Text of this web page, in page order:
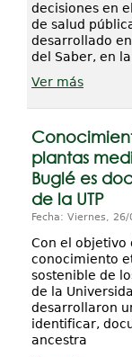
decisiones en
de salud
desarrollado
del Saber, en
Ver más
plantas
Buglé es
de la UTP
Fecha: Viernes,
Con el objetivo
conocimiento
sostenible de
de la
desarrollaron
identificar,
ancestra